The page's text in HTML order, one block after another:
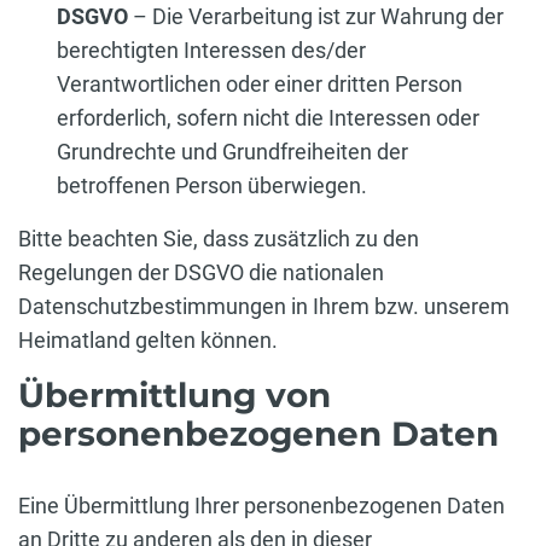
DSGVO – Die Verarbeitung ist zur Wahrung der
berechtigten Interessen des/der
Verantwortlichen oder einer dritten Person
erforderlich, sofern nicht die Interessen oder
Grundrechte und Grundfreiheiten der
betroffenen Person überwiegen.
Bitte beachten Sie, dass zusätzlich zu den
Regelungen der DSGVO die nationalen
Datenschutzbestimmungen in Ihrem bzw. unserem
Heimatland gelten können.
Übermittlung von
personenbezogenen Daten
Eine Übermittlung Ihrer personenbezogenen Daten
an Dritte zu anderen als den in dieser